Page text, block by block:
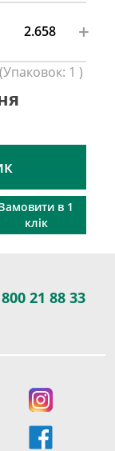
+
(Упаковок: 1 )
в 1
клік
21 88 33